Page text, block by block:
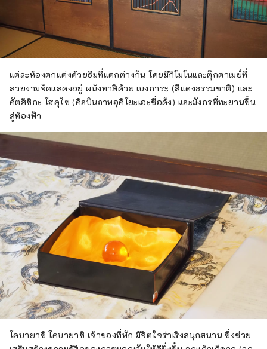
แต่ละห้องตกแต่งด้วยธีมที่แตกต่างกัน โดยมีกิโมโนและตุ๊กตาเมย์ที่
สวยงามจัดแสดงอยู่ ผนังทาสีด้วย เบงการะ (สีแดงธรรมชาติ) และ
คัตสึชิกะ โฮคุไซ (ศิลปินภาพอุคิโยะเอะชื่อดัง) และมังกรที่ทะยานขึ้น
สู่ท้องฟ้า
โคบายาชิ โคบายาชิ เจ้าของที่พัก มีจิตใจร่าเริงสนุกสนาน ซึ่งช่วย